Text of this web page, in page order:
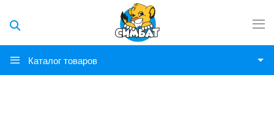
Каталог товаров